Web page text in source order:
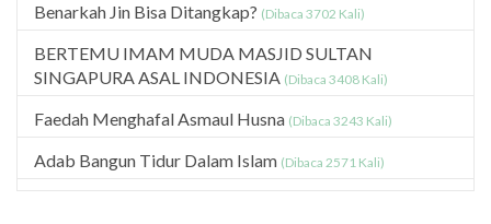
Benarkah Jin Bisa Ditangkap? (Dibaca 3702 Kali)
BERTEMU IMAM MUDA MASJID SULTAN
SINGAPURA ASAL INDONESIA (Dibaca 3408 Kali)
Faedah Menghafal Asmaul Husna (Dibaca 3243 Kali)
Adab Bangun Tidur Dalam Islam (Dibaca 2571 Kali)